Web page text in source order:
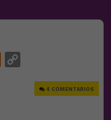
Meneame
4 COMENTARIOS